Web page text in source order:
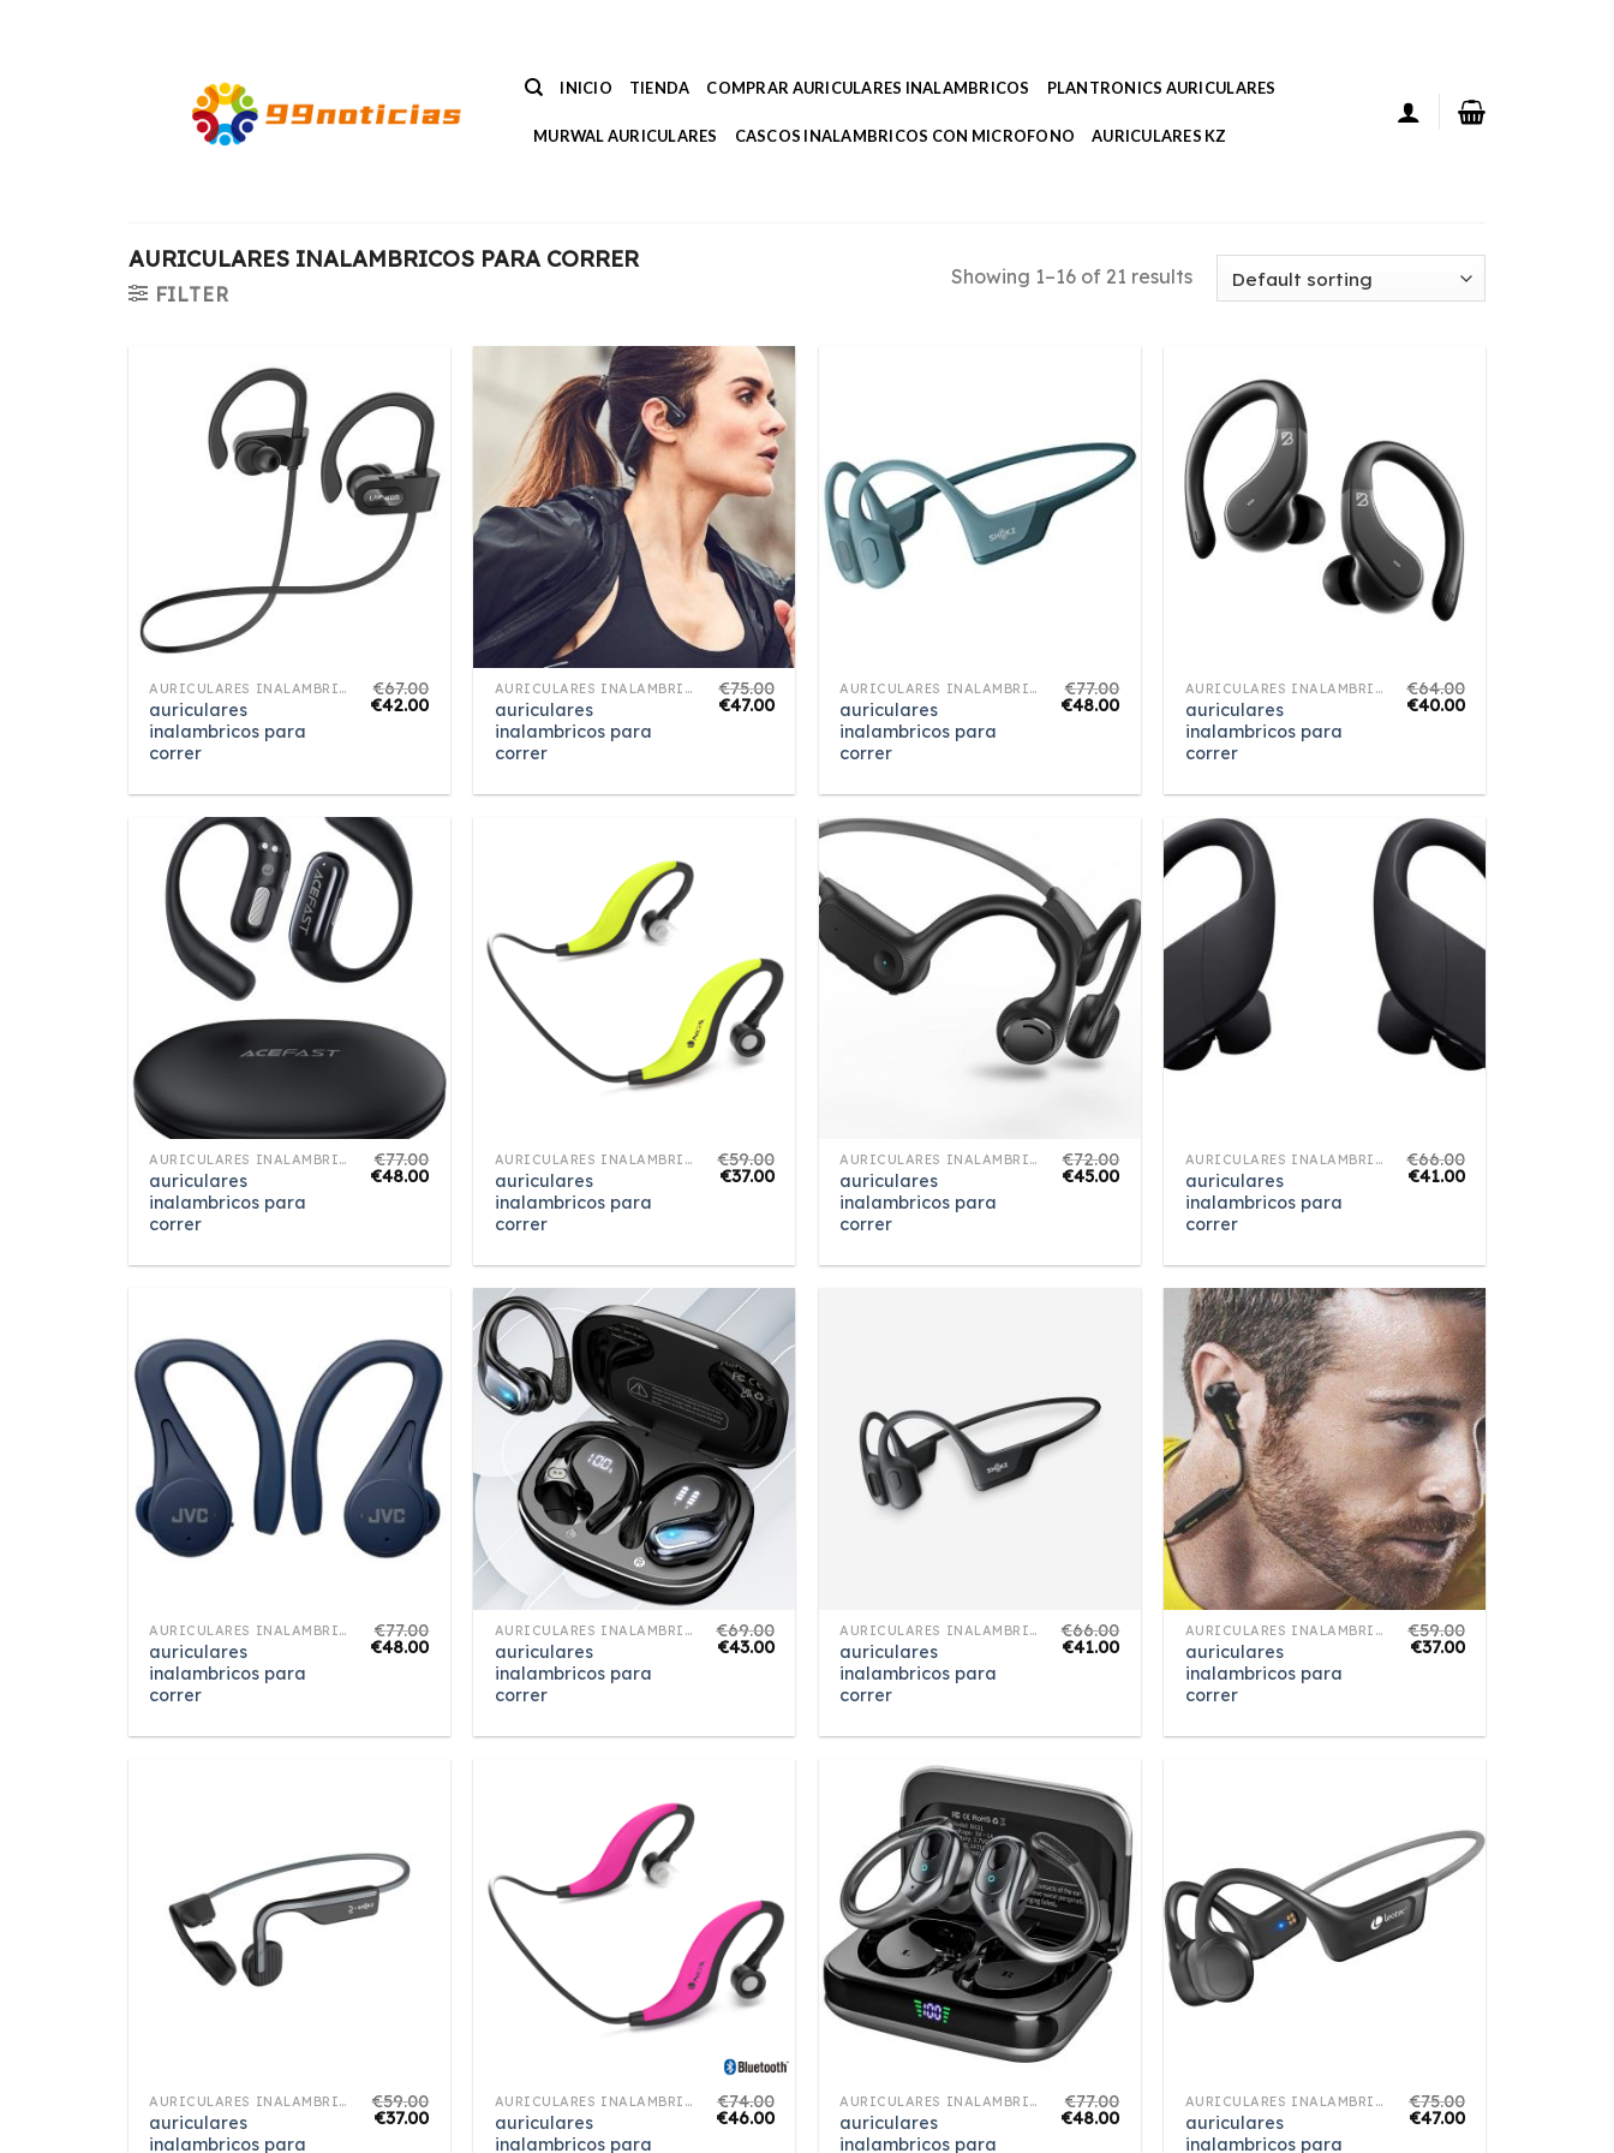
INICIO TIENDA COMPRAR AURICULARES INALAMBRICOS PLANTRONICS AURICULARES
MURWAL AURICULARES CASCOS INALAMBRICOS CON MICROFONO AURICULARES KZ
AURICULARES INALAMBRICOS PARA CORRER
FILTER
Showing 1–16 of 21 results
AURICULARES INALAMBRICOS PARA CORRER
auriculares
inalambricos para
correr
€67.00
€42.00
AURICULARES INALAMBRICOS PARA CORRER
auriculares
inalambricos para
correr
€75.00
€47.00
AURICULARES INALAMBRICOS PARA CORRER
auriculares
inalambricos para
correr
€77.00
€48.00
AURICULARES INALAMBRICOS PARA CORRER
auriculares
inalambricos para
correr
€64.00
€40.00
AURICULARES INALAMBRICOS PARA CORRER
auriculares
inalambricos para
correr
€77.00
€48.00
AURICULARES INALAMBRICOS PARA CORRER
auriculares
inalambricos para
correr
€59.00
€37.00
AURICULARES INALAMBRICOS PARA CORRER
auriculares
inalambricos para
correr
€72.00
€45.00
AURICULARES INALAMBRICOS PARA CORRER
auriculares
inalambricos para
correr
€66.00
€41.00
AURICULARES INALAMBRICOS PARA CORRER
auriculares
inalambricos para
correr
€77.00
€48.00
AURICULARES INALAMBRICOS PARA CORRER
auriculares
inalambricos para
correr
€69.00
€43.00
AURICULARES INALAMBRICOS PARA CORRER
auriculares
inalambricos para
correr
€66.00
€41.00
AURICULARES INALAMBRICOS PARA CORRER
auriculares
inalambricos para
correr
€59.00
€37.00
AURICULARES INALAMBRICOS PARA CORRER
auriculares
inalambricos para
€59.00
€37.00
AURICULARES INALAMBRICOS PARA CORRER
auriculares
inalambricos para
€74.00
€46.00
AURICULARES INALAMBRICOS PARA CORRER
auriculares
inalambricos para
€77.00
€48.00
AURICULARES INALAMBRICOS PARA CORRER
auriculares
inalambricos para
€75.00
€47.00